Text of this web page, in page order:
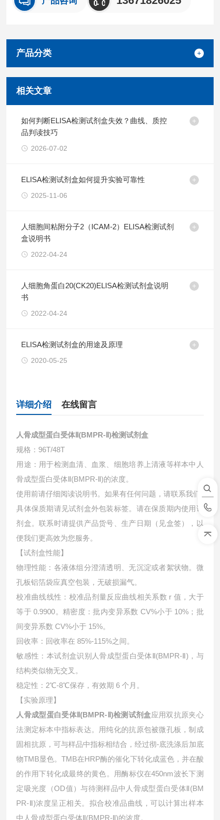
产品分类
相关文章
如何判断ELISA检测试剂盒失效？曲线、质控
品判读技巧
2026-07-02
ELISA检测试剂盒如何提升实验可靠性
2025-11-06
人细胞间粘附分子2（ICAM-2）ELISA检测试剂
盒说明书
2022-04-24
人细胞角蛋白20(CK20)ELISA检测试剂盒说明
书
2022-04-24
ELISA检测试剂盒的用途及原理
2020-05-25
详细介绍 在线留言
人骨成型蛋白受体Ⅱ(BMPR-Ⅱ)检测试剂盒
规格：96T/48T
用途：用于检测血清、血浆、细胞培养上清液等样本中 人
骨成型蛋白受体Ⅱ(BMPR-Ⅱ)的浓度。
使用前请仔细阅读说明书。如果有任何问题，请联系我们
具体保质期请见试剂盒外包装标签。请在保质期内使用试
剂盒。联系时请提供产品货号、生产日期（见盒签），以
便我们更高效为您服务。
【试剂盒性能】
物理性能：各液体组分澄清透明、无沉淀或者絮状物。微
孔板铝箔袋应真空包装，无破损漏气。
校准曲线线性：校准品剂量反应曲线相关系数 r 值，大于
等于 0.9900。精密度：批内变异系数 CV%小于 10%；批
间变异系数 CV%小于 15%。
回收率：回收率在 85%-115%之间。
敏感性：本试剂盒识别人骨成型蛋白受体Ⅱ(BMPR-Ⅱ)，与
结构类似物无交叉。
稳定性：2℃-8℃保存，有效期 6 个月。
【实验原理】
人骨成型蛋白受体Ⅱ(BMPR-Ⅱ)检测试剂盒应用双抗原夹心
法测定标本中指标表达。用纯化的抗原包被微孔板，制成
固相抗原，可与样品中指标相结合，经过彻-底洗涤后加底
物TMB显色。TMB在HRP酶的催化下转化成蓝色，并在酸
的作用下转化成最终的黄色。用酶标仪在450nm波长下测
定吸光度（OD值）与待测样品中 人骨成型蛋白受体Ⅱ(BM
PR-Ⅱ)浓度呈正相关。拟合校准品曲线，可以计算出样本
中 人骨成型蛋白受体Ⅱ(BMPR-Ⅱ)的浓度。